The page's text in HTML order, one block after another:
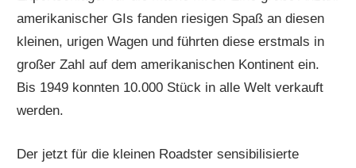
amerikanischer GIs fanden riesigen Spaß an diesen
kleinen, urigen Wagen und führten diese erstmals in
großer Zahl auf dem amerikanischen Kontinent ein.
Bis 1949 konnten 10.000 Stück in alle Welt verkauft
werden.
Der jetzt für die kleinen Roadster sensibilisierte